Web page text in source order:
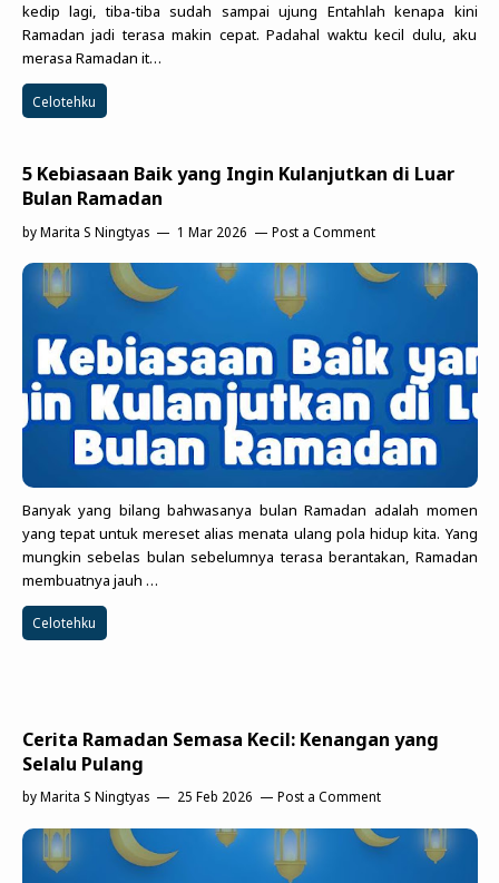
kedip lagi, tiba-tiba sudah sampai ujung Entahlah kenapa kini
Ramadan jadi terasa makin cepat. Padahal waktu kecil dulu, aku
merasa Ramadan it…
Celotehku
5 Kebiasaan Baik yang Ingin Kulanjutkan di Luar
Bulan Ramadan
byMarita S Ningtyas 1 Mar 2026 Post a Comment
Banyak yang bilang bahwasanya bulan Ramadan adalah momen
yang tepat untuk mereset alias menata ulang pola hidup kita. Yang
mungkin sebelas bulan sebelumnya terasa berantakan, Ramadan
membuatnya jauh …
Celotehku
Cerita Ramadan Semasa Kecil: Kenangan yang
Selalu Pulang
byMarita S Ningtyas 25 Feb 2026 Post a Comment